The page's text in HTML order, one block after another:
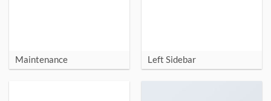
Maintenance Left Sidebar